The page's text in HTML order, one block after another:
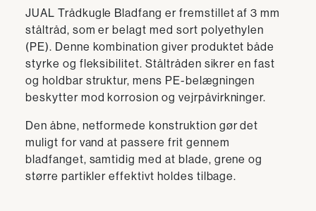
JUAL Trådkugle Bladfang er fremstillet af 3 mm
ståltråd, som er belagt med sort polyethylen
(PE). Denne kombination giver produktet både
styrke og fleksibilitet. Ståltråden sikrer en fast
og holdbar struktur, mens PE-belægningen
beskytter mod korrosion og vejrpåvirkninger.
Den åbne, netformede konstruktion gør det
muligt for vand at passere frit gennem
bladfanget, samtidig med at blade, grene og
større partikler effektivt holdes tilbage.